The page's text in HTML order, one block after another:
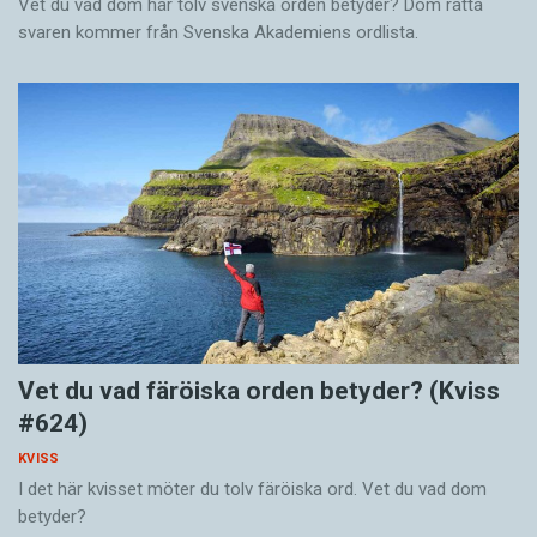
Vet du vad dom här tolv svenska orden betyder? Dom rätta
svaren kommer från Svenska Akademiens ordlista.
Vet du vad färöiska orden betyder? (Kviss
#624)
KVISS
I det här kvisset möter du tolv färöiska ord. Vet du vad dom
betyder?